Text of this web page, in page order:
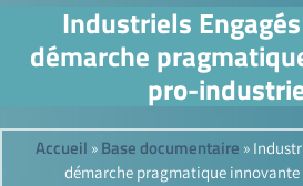
Industriels
démarche
pro-
Accueil » Base documentaire »
démarche pragmatique